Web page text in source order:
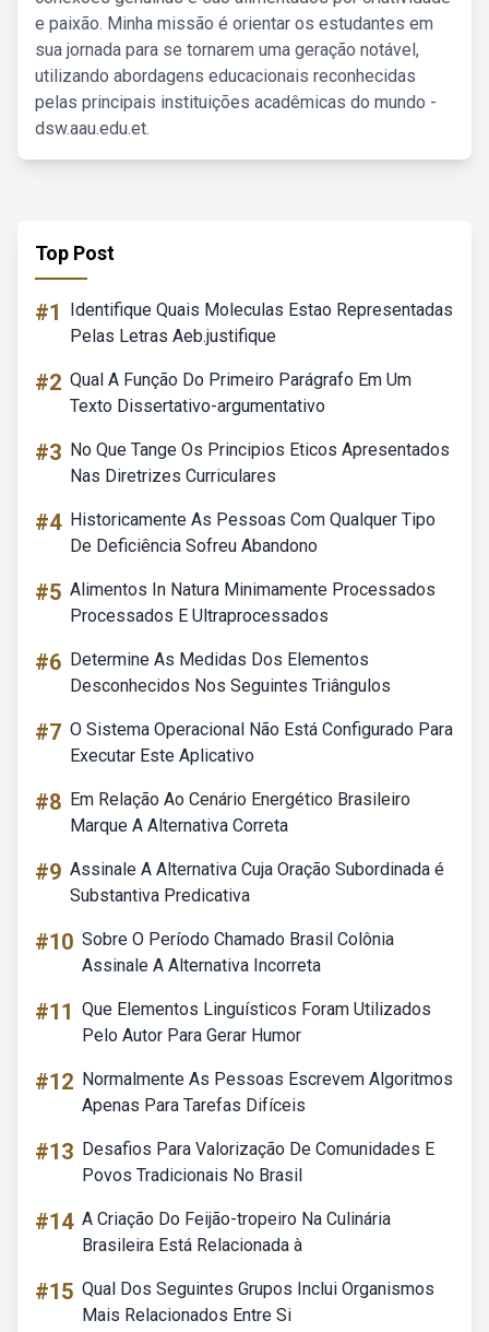
e paixão. Minha missão é orientar os estudantes em
sua jornada para se tornarem uma geração notável,
utilizando abordagens educacionais reconhecidas
pelas principais instituições acadêmicas do mundo -
dsw.aau.edu.et.
Top Post
#1
Identifique Quais Moleculas Estao Representadas
Pelas Letras Aeb.justifique
#2 Qual A Função Do Primeiro Parágrafo Em Um
Texto Dissertativo-argumentativo
#3 No Que Tange Os Principios Eticos Apresentados
Nas Diretrizes Curriculares
#4 Historicamente As Pessoas Com Qualquer Tipo
De Deficiência Sofreu Abandono
#5 Alimentos In Natura Minimamente Processados
Processados E Ultraprocessados
#6 Determine As Medidas Dos Elementos
Desconhecidos Nos Seguintes Triângulos
#7 O Sistema Operacional Não Está Configurado Para
Executar Este Aplicativo
#8 Em Relação Ao Cenário Energético Brasileiro
Marque A Alternativa Correta
#9 Assinale A Alternativa Cuja Oração Subordinada é
Substantiva Predicativa
#10 Sobre O Período Chamado Brasil Colônia
Assinale A Alternativa Incorreta
#11 Que Elementos Linguísticos Foram Utilizados
Pelo Autor Para Gerar Humor
#12 Normalmente As Pessoas Escrevem Algoritmos
Apenas Para Tarefas Difíceis
#13 Desafios Para Valorização De Comunidades E
Povos Tradicionais No Brasil
#14 A Criação Do Feijão-tropeiro Na Culinária
Brasileira Está Relacionada à
#15 Qual Dos Seguintes Grupos Inclui Organismos
Mais Relacionados Entre Si